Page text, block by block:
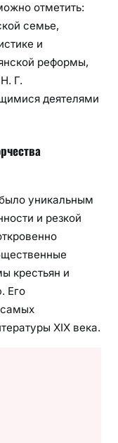
отметить:
семье,
и
реформы,
Г.
деятелями
уникальным
и резкой
крестьян и
Его
самых
XIX века.